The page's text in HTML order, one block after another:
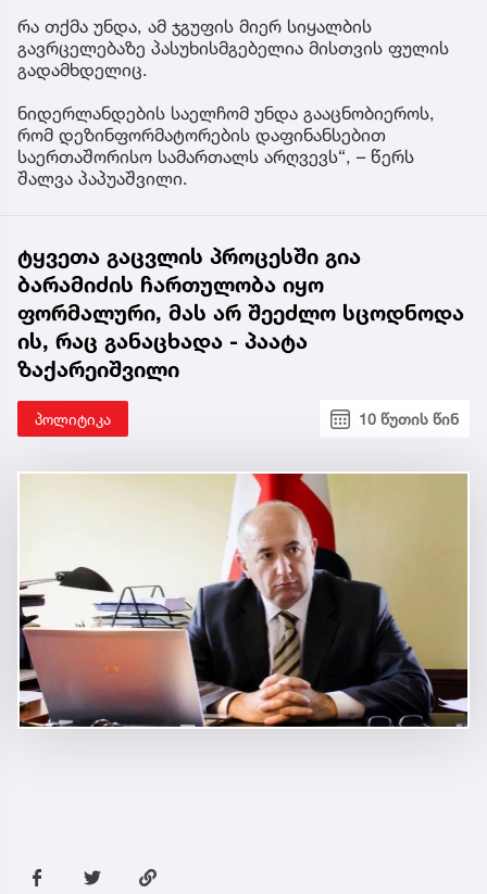
რა თქმა უნდა, ამ ჯგუფის მიერ სიყალბის
გავრცელებაზე პასუხისმგებელია მისთვის ფულის
გადამხდელიც.
ნიდერლანდების საელჩომ უნდა გააცნობიეროს,
რომ დეზინფორმატორების დაფინანსებით
საერთაშორისო სამართალს არღვევს“, – წერს
შალვა პაპუაშვილი.
ტყვეთა გაცვლის პროცესში გია
ბარამიძის ჩართულობა იყო
ფორმალური, მას არ შეეძლო სცოდნოდა
ის, რაც განაცხადა - პაატა
ზაქარეიშვილი
პოლიტიკა 10 წუთის წინ